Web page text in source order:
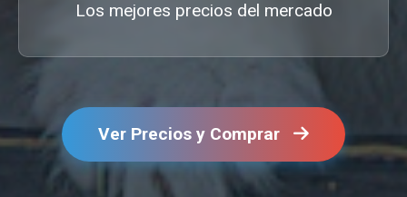
Los mejores precios del mercado
Ver Precios y Comprar